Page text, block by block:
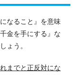
なること』を意味
金を手にする』な
ょう。
までと正反対にな